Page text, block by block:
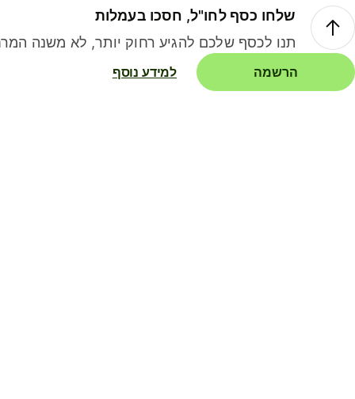
שלחו כסף לחו"ל, חסכו בעמלות
תנו לכסף שלכם להגיע רחוק יותר, לא משנה
הרשמה למידע נוסף